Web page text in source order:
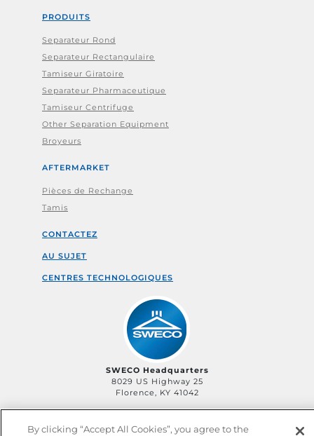
PRODUITS
Separateur Rond
Separateur Rectangulaire
Tamiseur Giratoire
Separateur Pharmaceutique
Tamiseur Centrifuge
Other Separation Equipment
Broyeurs
AFTERMARKET
Pièces de Rechange
Tamis
CONTACTEZ
AU SUJET
CENTRES TECHNOLOGIQUES
SWECO Headquarters
8029 US Highway 25
Florence, KY 41042
By clicking “Accept All Cookies”, you agree to the